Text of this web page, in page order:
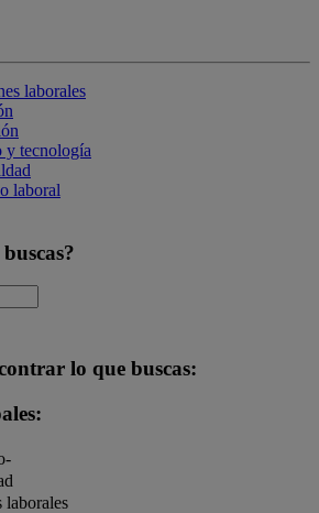
laborales
y tecnología
laboral
lo que buscas:
laborales